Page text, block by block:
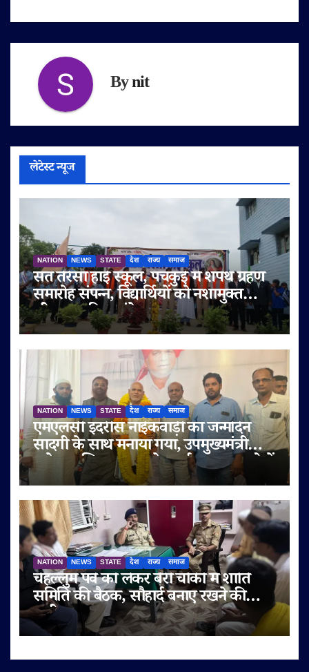
Bynit
लेटेस्ट न्यूज
NATION NEWS STATE देश राज्य समाज
संत तेरेसा हाई स्कूल, पंचकुई में शपथ ग्रहण
समारोह संपन्न, विद्यार्थियों को नशामुक्त
जीवन का दिया संदेश
NATION NEWS STATE देश राज्य समाज
एमएलसी इदरीस नाईकवाड़ी का जन्मदिन
सादगी के साथ मनाया गया, उपमुख्यमंत्री
सुनेत्रा अजित पवार समेत कई गणमान्य लोगों
ने दी शुभकामनाएं
NATION NEWS STATE देश राज्य समाज
चेहल्लुम पर्व को लेकर बेरी चौकी में शांति
समिति की बैठक, सौहार्द बनाए रखने की
अपील